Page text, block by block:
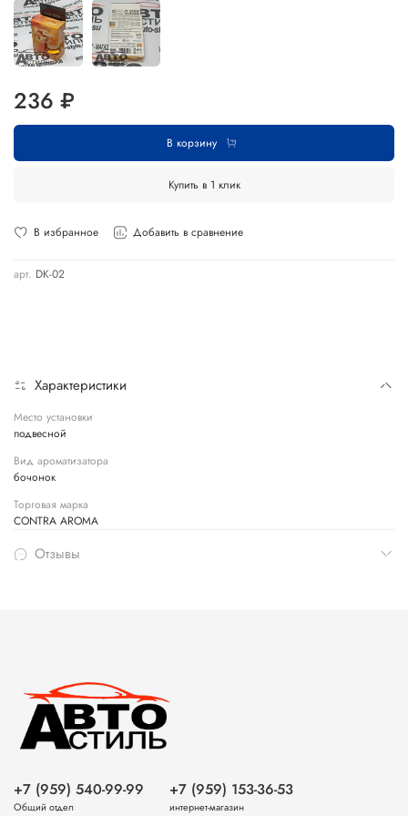
В избранное Добавить в сравнение
арт. DK-02
236 ₽
В корзину
Купить в 1 клик
Характеристики
Место установки
подвесной
Вид ароматизатора
бочонок
Торговая марка
CONTRA AROMA
Отзывы
+7 (959) 540-99-99
Общий отдел
+7 (959) 153-36-53
интернет-магазин